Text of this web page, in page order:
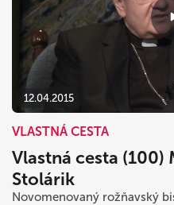
12.04.2015
VLASTNÁ CESTA
Vlastná cesta (100)
Stolárik
Novomenovaný rožňavský